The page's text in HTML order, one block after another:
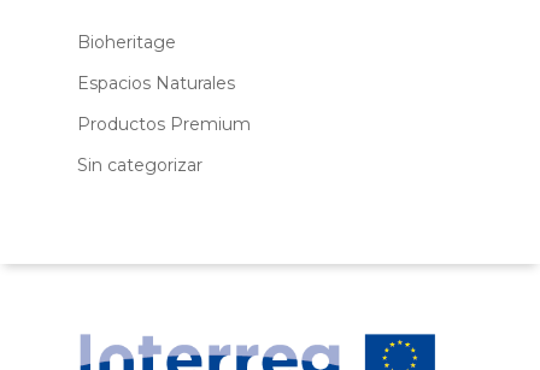
Bioheritage
Espacios Naturales
Productos Premium
Sin categorizar